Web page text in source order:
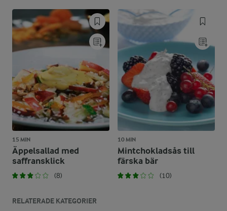
15 MIN
Äppelsallad med
saffransklick
(8)
10 MIN
Mintchokladsås till
färska bär
(10)
RELATERADE KATEGORIER